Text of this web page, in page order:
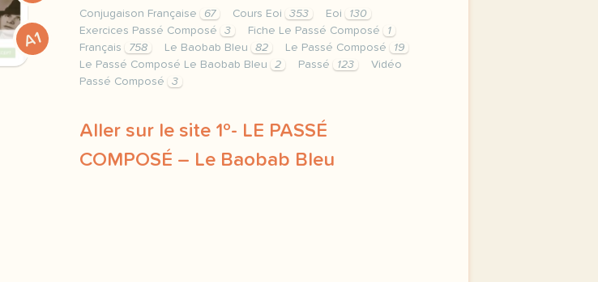
A1
Conjugaison Française 67 Cours Eoi 353 Eoi
130
Exercices Passé Composé
3 Fiche Le Passé Composé
1
Français
758 Le Baobab Bleu 82 Le Passé Composé
19
Le Passé Composé Le Baobab Bleu
2 Passé 123
Vidéo
Passé Composé
3
Aller sur le site 1º- LE PASSÉ
COMPOSÉ – Le Baobab Bleu